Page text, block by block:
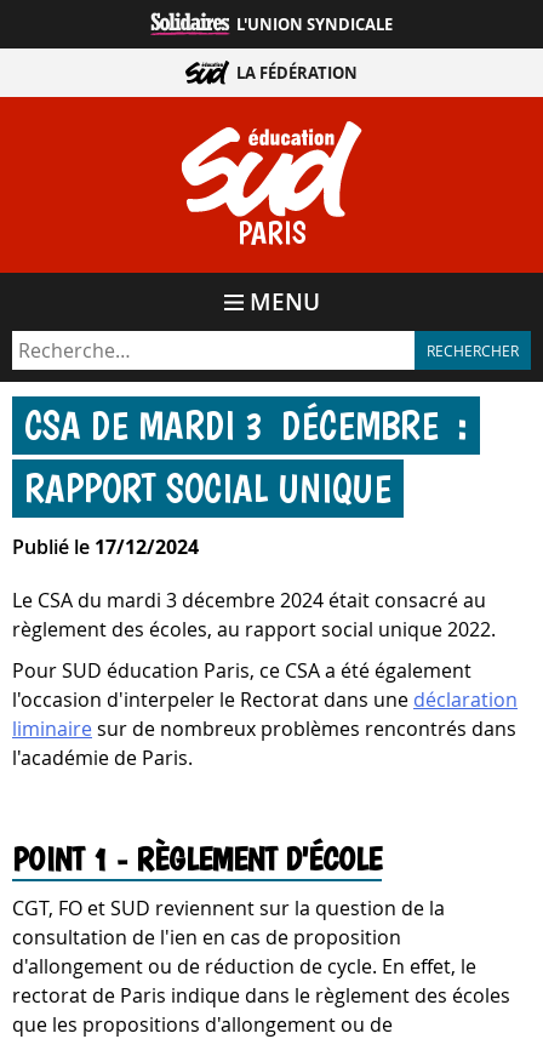
directement
contenu
PARIS
L'UNION SYNDICALE
LA FÉDÉRATION
MENU
CSA DE MARDI 3 DÉCEMBRE :
RAPPORT SOCIAL UNIQUE
Publié le 17/12/2024
Le CSA du mardi 3 décembre 2024 était consacré au
règlement des écoles, au rapport social unique 2022.
Pour SUD éducation Paris, ce CSA a été également
l'occasion d'interpeler le Rectorat dans une déclaration
liminairesur de nombreux problèmes rencontrés dans
l'académie de Paris.
POINT 1 - RÈGLEMENT D'ÉCOLE
CGT, FO et SUD reviennent sur la question de la
consultation de l'ien en cas de proposition
d'allongement ou de réduction de cycle. En effet, le
rectorat de Paris indique dans le règlement des écoles
que les propositions d'allongement ou de